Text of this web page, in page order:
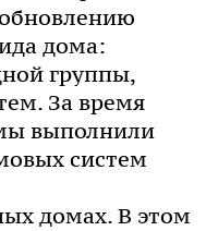
дома:
группы,
За время
выполнили
систем
домах. В этом